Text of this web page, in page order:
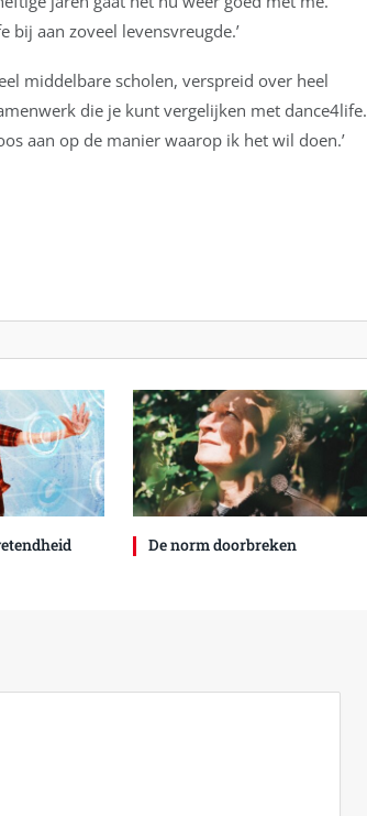
aan zoveel levensvreugde.’
middelbare scholen, verspreid over heel
die je kunt vergelijken met dance4life.
aan op de manier waarop ik het wil doen.’
De norm doorbreken